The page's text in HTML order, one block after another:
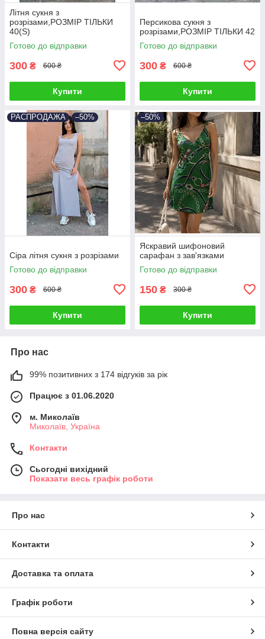
Літня сукня з
розрізами,РОЗМІР ТІЛЬКИ
40(S)
Готово до відправки
300 ₴ 600 ₴
Купити
Персикова сукня з
розрізами,РОЗМІР ТІЛЬКИ 42
Готово до відправки
300 ₴ 600 ₴
Купити
РАСПРОДАЖА –50%
Сіра літня сукня з розрізами
Готово до відправки
300 ₴ 600 ₴
Купити
–50%
Яскравий шифоновий
сарафан з зав'язками
Готово до відправки
150 ₴ 300 ₴
Купити
Про нас
99% позитивних з 174 відгуків за рік
Працює з 01.06.2020
м. Миколаїв
Миколаїв, Україна
Контакти
Сьогодні вихідний
Показати весь графік роботи
Про нас
Контакти
Доставка та оплата
Графік роботи
Повна версія сайту